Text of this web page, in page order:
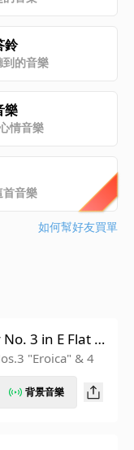
鈴
到的音樂
樂
情音樂
首音樂
如何幫好友買單
3 in E Flat M
Finale. Allegro
"Eroica" & 4
背景音樂